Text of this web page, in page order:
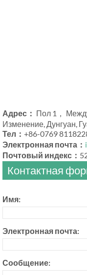
Адрес： Пол 1，
Изменение, Дунгуан,
Тел： +86-0769
Электронная почта：
Почтовый индекс：
Контактная
Имя:
Электронная почта:
Сообщение: